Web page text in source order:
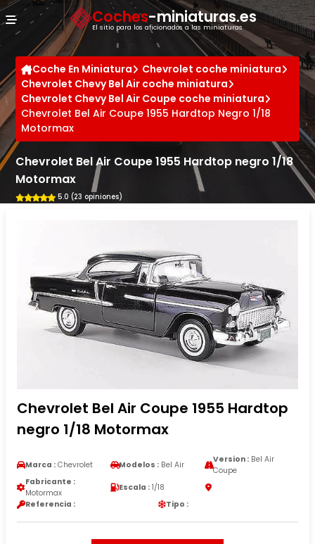
Coches-miniaturas.es
El sitio para los aficionados a las miniaturas
Coche En Miniatura
Chevrolet coche miniatura
Chevrolet Chevy Bel Air coche miniatura
Chevrolet Chevy Bel Air Coupe coche miniatura
Chevrolet Bel Air Coupe 1955 Hardtop Negro 1/18
Motormax
Chevrolet Bel Air Coupe 1955 Hardtop negro 1/18
Motormax
5.0 (23 opiniones)
Chevrolet Bel Air Coupe 1955 Hardtop
negro 1/18 Motormax
Marca : Chevrolet Modelos : Bel Air
Version :Bel Air
Coupe
Fabricante :
Motormax
Escala : 1/18
Referencia :
Tipo :
Panel de gestión de cookies